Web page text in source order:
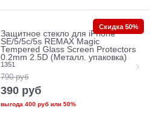
Защитное стекло для iPhone
SE/5/5c/5s REMAX Magic
Tempered Glass Screen Protectors
0.2mm 2.5D (Металл. упаковка)
1351
790 руб
390 руб
выгода 400 рубили 50%
Скидка 50%